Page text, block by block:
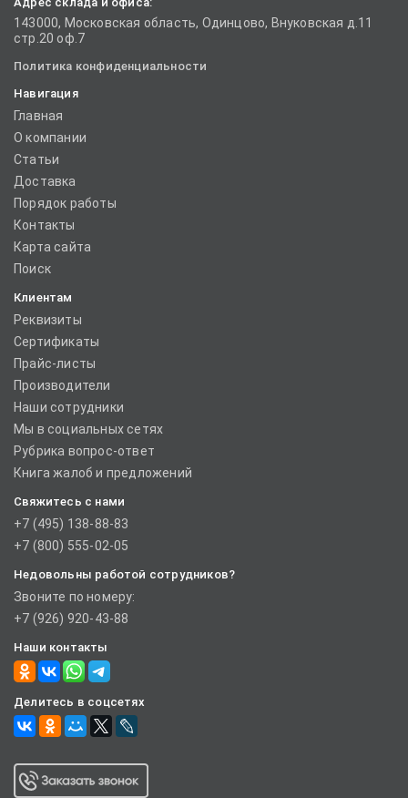
143000, Московская область, Одинцово, Внуковская д.11
стр.20 оф.7
Политика конфиденциальности
Навигация
Главная
О компании
Статьи
Доставка
Порядок работы
Контакты
Карта сайта
Поиск
Клиентам
Реквизиты
Сертификаты
Прайс-листы
Производители
Наши сотрудники
Мы в социальных сетях
Рубрика вопрос-ответ
Книга жалоб и предложений
Свяжитесь с нами
+7 (495) 138-88-83
+7 (800) 555-02-05
Недовольны работой сотрудников?
Звоните по номеру:
+7 (926) 920-43-88
Наши контакты
Делитесь в соцсетях